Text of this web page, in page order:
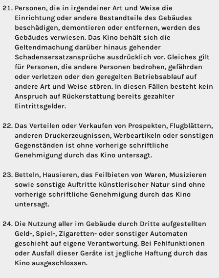
Personen, die in irgendeiner Art und Weise die
Einrichtung oder andere Bestandteile des Gebäudes
beschädigen, demontieren oder entfernen, werden des
Gebäudes verwiesen. Das Kino behält sich die
Geltendmachung darüber hinaus gehender
Schadensersatzansprüche ausdrücklich vor. Gleiches gilt
für Personen, die andere Personen bedrohen, gefährden
oder verletzen oder den geregelten Betriebsablauf auf
andere Art und Weise stören. In diesen Fällen besteht kein
Anspruch auf Rückerstattung bereits gezahlter
Eintrittsgelder.
Das Verteilen oder Verkaufen von Prospekten, Flugblättern,
anderen Druckerzeugnissen, Werbeartikeln oder sonstigen
Gegenständen ist ohne vorherige schriftliche
Genehmigung durch das Kino untersagt.
Betteln, Hausieren, das Feilbieten von Waren, Musizieren
sowie sonstige Auftritte künstlerischer Natur sind ohne
vorherige schriftliche Genehmigung durch das Kino
untersagt.
Die Nutzung aller im Gebäude durch Dritte aufgestellten
Geld-, Spiel-, Zigaretten- oder sonstiger Automaten
geschieht auf eigene Verantwortung. Bei Fehlfunktionen
oder Ausfall dieser Geräte ist jegliche Haftung durch das
Kino ausgeschlossen.